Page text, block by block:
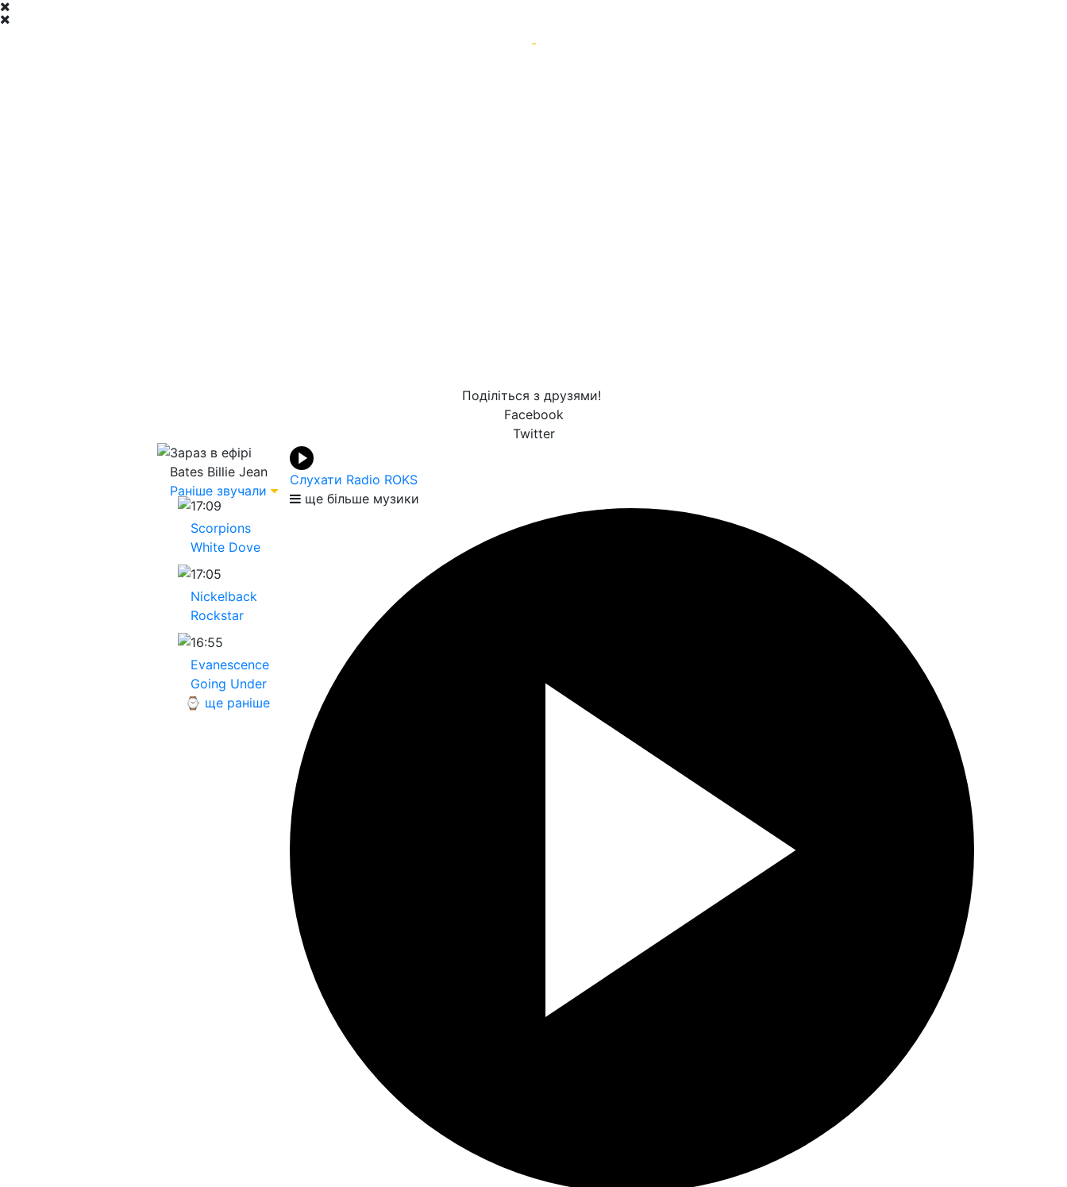
-
Поділіться з друзями!
Facebook
Twitter
Зараз в ефірі
Bates Billie Jean
Раніше звучали
17:09
Scorpions
White Dove
17:05
Nickelback
Rockstar
16:55
Evanescence
Going Under
⌚ ще раніше
Слухати Radio ROKS
ще більше музики